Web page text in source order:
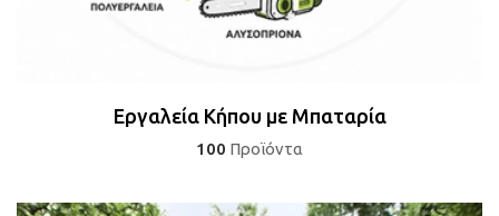
Εργαλεία Κήπου με Μπαταρία
100 Προϊόντα